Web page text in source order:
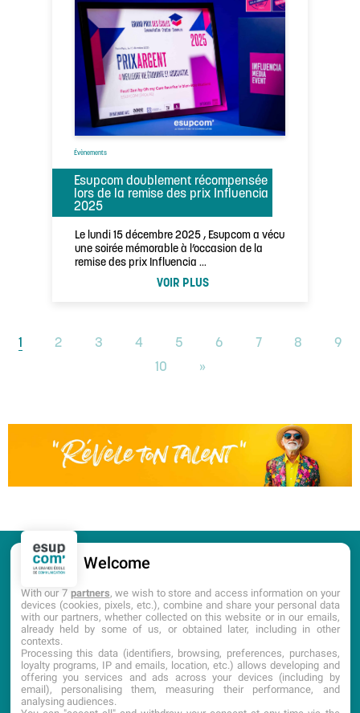
Évènements
Esupcom doublement récompensée
lors de la remise des prix Influencia
2025
Le lundi 15 décembre 2025 , Esupcom a vécu
une soirée mémorable à l’occasion de la
remise des prix Influencia …
VOIR PLUS
1 2 3 4 5 6 7 8
9
10
»
CANDIDATURE PORTES OUVERTES
DOCUMENTATION
Welcome
With our 7 partners, we wish to store and access information on your
devices (cookies, pixels, etc.), combine and share your personal data
with our partners, whether collected on this website or in our emails,
already held by some of us, or obtained later, including in other
contexts.
Processing this data (identifiers, browsing, preferences, purchases,
loyalty programs, IP and emails, location, etc.) allows developing and
offering you services and ads across your devices (including by
email), personalising them, measuring their performance, and
analysing audiences.